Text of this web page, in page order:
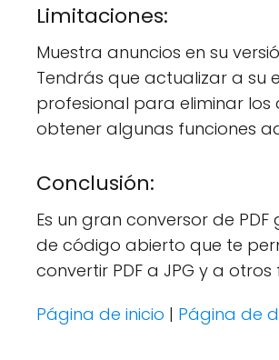
Limitaciones:
Muestra anuncios en su
Tendrás que actualizar a su
profesional para eliminar los
obtener algunas funciones
Conclusión:
Es un gran conversor de
de código abierto que te
convertir PDF a JPG y a
Página de inicio | Página de